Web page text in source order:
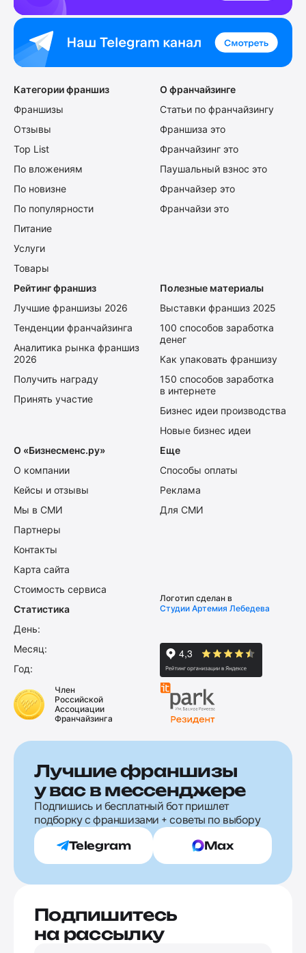
Категории франшиз
Франшизы
Отзывы
Top List
По вложениям
По новизне
По популярности
Питание
Услуги
Товары
О франчайзинге
Статьи по франчайзингу
Франшиза это
Франчайзинг это
Паушальный взнос это
Франчайзер это
Франчайзи это
Рейтинг франшиз
Лучшие франшизы 2026
Тенденции франчайзинга
Аналитика рынка франшиз
2026
Получить награду
Принять участие
Полезные материалы
Выставки франшиз 2025
100 способов заработка
денег
Как упаковать франшизу
150 способов заработка
в интернете
Бизнес идеи производства
Новые бизнес идеи
О «Бизнесменс.ру»
О компании
Кейсы и отзывы
Мы в СМИ
Партнеры
Контакты
Карта сайта
Стоимость сервиса
Еще
Способы оплаты
Реклама
Для СМИ
Статистика
День:
Месяц:
Год:
Логотип сделан в
Студии Артемия Лебедева
Член
Российской
Ассоциации
Франчайзинга
Лучшие франшизы
у вас в мессенджере
Подпишись и бесплатный бот пришлет
подборку с франшизами + советы по выбору
Telegram Max
Подпишитесь
на рассылку